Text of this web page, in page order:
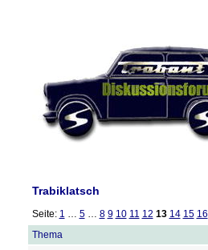
Trabiklatsch
Seite: 1 … 5… 8 9 10 11 12 13 14 15 16
Thema